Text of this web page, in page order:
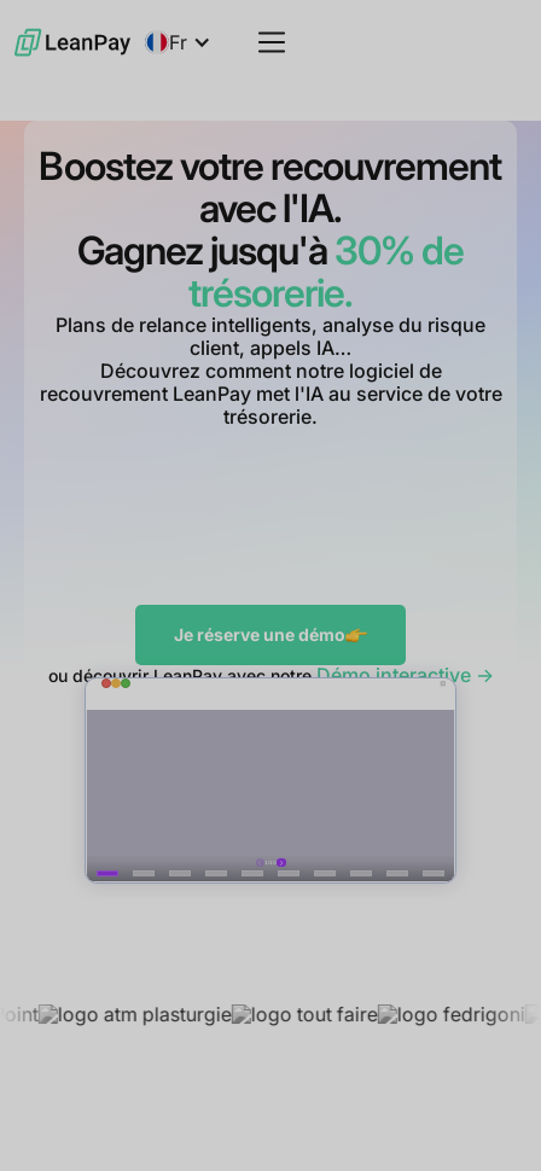
Fr
Boostez votre recouvrement
avec l'IA.
Gagnez jusqu'à30% de
trésorerie.
Plans de relance intelligents, analyse du risque
client, appels IA…
Découvrez comment notre logiciel de
recouvrement LeanPay met l'IA au service de votre
trésorerie.
Je réserve une démo
ou découvrir LeanPay avec notreDémo interactive ->